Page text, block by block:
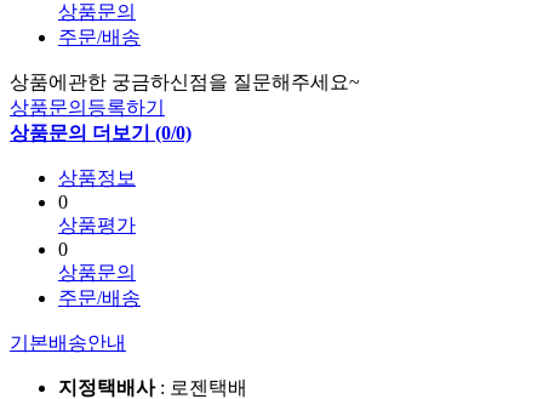
상품문의
주문/배송
상품에관한 궁금하신점을 질문해주세요~
상품문의등록하기
상품문의 더보기 (0/0)
상품정보
0
상품평가
0
상품문의
주문/배송
기본배송안내
지정택배사: 로젠택배